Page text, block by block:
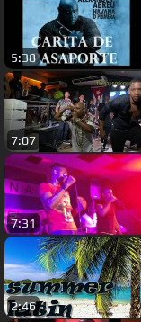
5:38
7:07
7:31
2:46